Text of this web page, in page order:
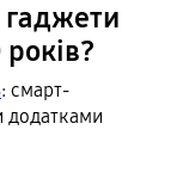
: смарт-
додатками